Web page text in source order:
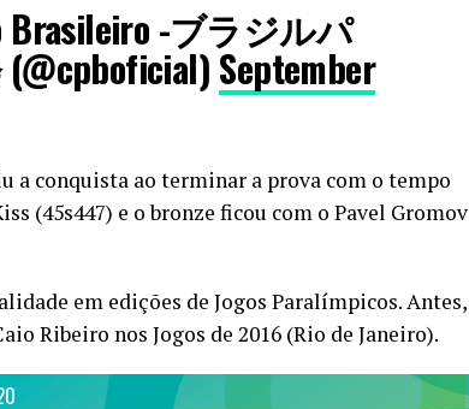
-ブラジルパ
September
a conquista ao terminar a prova com o tempo
(45s447) e o bronze ficou com o Pavel Gromov
em edições de Jogos Paralímpicos. Antes,
Ribeiro nos Jogos de 2016 (Rio de Janeiro).